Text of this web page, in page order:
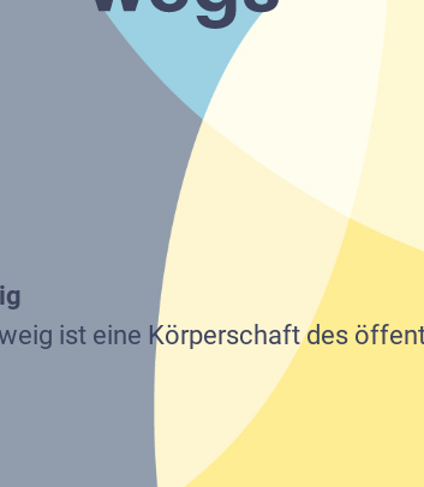
ist eine Körperschaft des